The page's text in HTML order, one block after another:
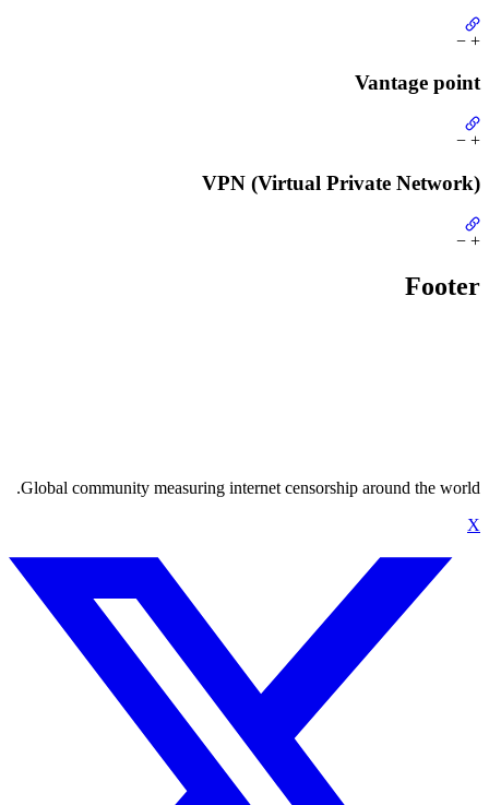
+
−
Vantage point
+
−
VPN (Virtual Private Network)
+
−
Footer
Global community measuring internet censorship around the world.
X